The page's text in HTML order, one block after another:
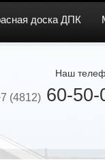
доска ДПК
Наш
(4812) 60-50-